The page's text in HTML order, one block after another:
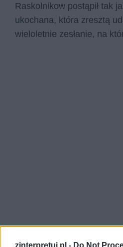
zinterpretuj.pl - Do Not
Raskolnikow postąpił tak
ukochana, która zresztą
wieloletnie zesłanie, na